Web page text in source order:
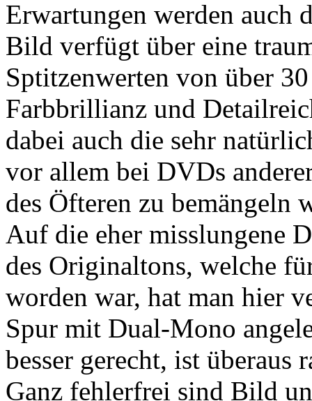
Erwartungen werden auch
Bild verfügt über eine
Sptitzenwerten von über
Farbbrillianz und
dabei auch die sehr
vor allem bei DVDs
des Öfteren zu bemängeln
Auf die eher misslungene
des Originaltons, welche
worden war, hat man hier
Spur mit Dual-Mono
besser gerecht, ist überaus
Ganz fehlerfrei sind Bild